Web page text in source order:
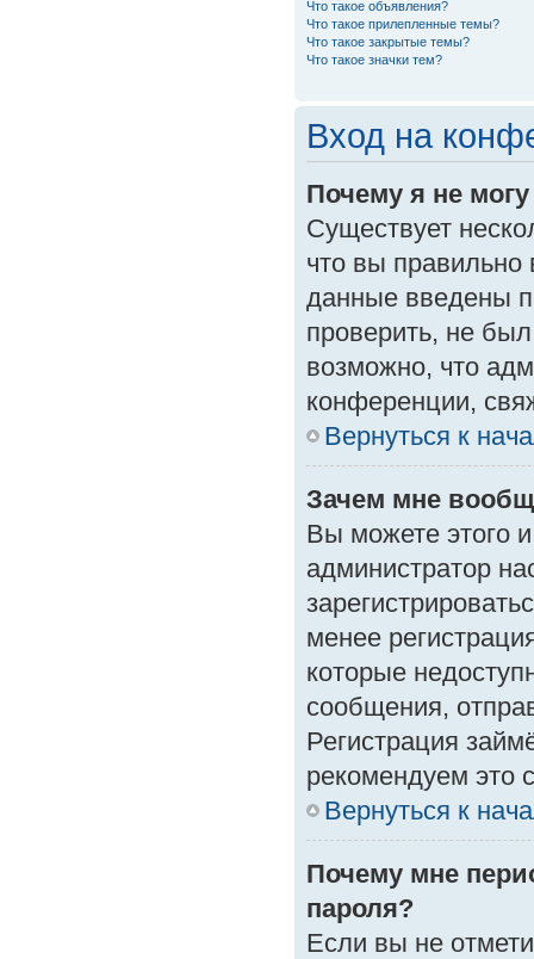
Что такое объявления?
Что такое прилепленные темы?
Что такое закрытые темы?
Что такое значки тем?
Вход на
Почему я не
Существует
что вы правильно
данные введены
проверить, не
возможно, что
конференции,
Вернуться к
Зачем мне
Вы можете этого и
администратор
менее
которые
сообщения,
Регистрация
рекомендуем это
Вернуться к
Почему мне
пароля?
Если вы не